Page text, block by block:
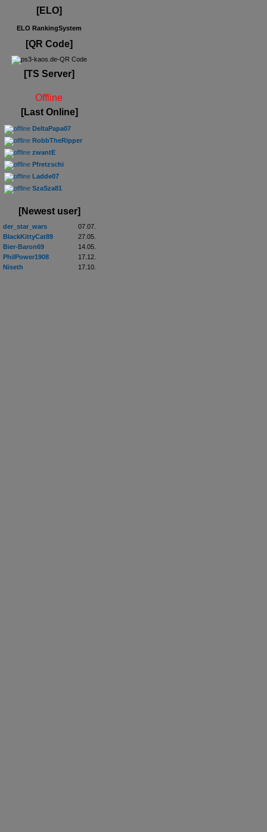
[ELO]
ELO RankingSystem
[QR Code]
[TS Server]
Offline
[Last Online]
DeltaPapa07
RobbTheRipper
zwantE
Pfretzschi
Ladde07
SzaSza81
[Newest user]
der_star_wars
07.07.
BlackKittyCat89
27.05.
Bier-Baron69
14.05.
PhilPower1908
17.12.
Niseth
17.10.